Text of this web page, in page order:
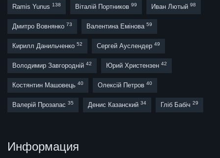
Ramis Yunus 138 Віталій Портников 99 Иван Лютый 98
Дмитро Вовнянко 73 Валентина Емінова 59
Кирилл Данильченко 52 Сергей Ауслендер 49
Володимир Завгородній 42 Юрий Христензен 42
Костянтин Машовець 40 Олексій Петров 40
Валерій Прозапас 35 Денис Казанский 34 Гліб Бабіч 29
Информация